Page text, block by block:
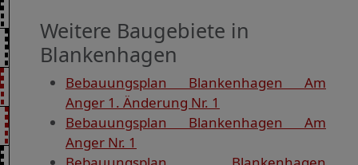
Weitere Baugebiete in
Blankenhagen
Bebauungsplan Blankenhagen Am
Anger 1. Änderung Nr. 1
Bebauungsplan Blankenhagen Am
Anger Nr. 1